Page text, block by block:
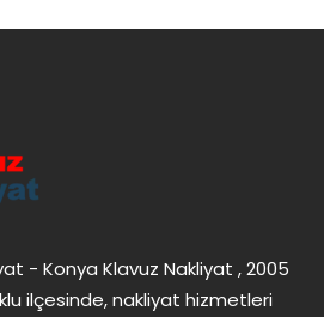
- Konya Klavuz Nakliyat , 2005
ilçesinde, nakliyat hizmetleri